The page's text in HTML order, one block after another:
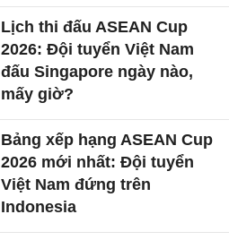
Lịch thi đấu ASEAN Cup
2026: Đội tuyển Việt Nam
đấu Singapore ngày nào,
mấy giờ?
Bảng xếp hạng ASEAN Cup
2026 mới nhất: Đội tuyển
Việt Nam đứng trên
Indonesia